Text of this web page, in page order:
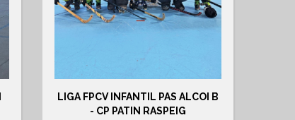
LIGA FPCV INFANTIL PAS ALCOI B
- CP PATIN RASPEIG